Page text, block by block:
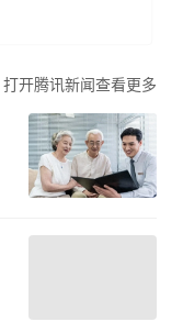
打开腾讯新闻查看更多